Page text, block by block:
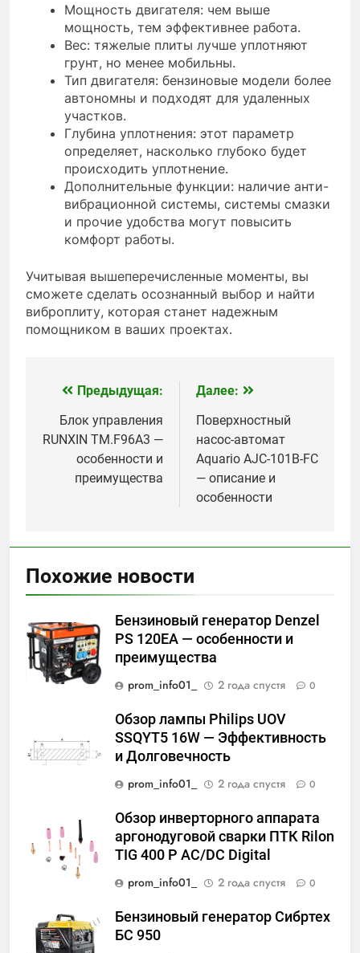
Мощность двигателя: чем выше
мощность, тем эффективнее работа.
Вес: тяжелые плиты лучше уплотняют
грунт, но менее мобильны.
Тип двигателя: бензиновые модели более
автономны и подходят для удаленных
участков.
Глубина уплотнения: этот параметр
определяет, насколько глубоко будет
происходить уплотнение.
Дополнительные функции: наличие анти-
вибрационной системы, системы смазки
и прочие удобства могут повысить
комфорт работы.
Учитывая вышеперечисленные моменты, вы
сможете сделать осознанный выбор и найти
виброплиту, которая станет надежным
помощником в ваших проектах.
Навигация
по
записям
Предыдущая:
Блок управления
RUNXIN TM.F96A3 —
особенности и
преимущества
Далее:
Поверхностный
насос-автомат
Aquario AJC-101B-FC
— описание и
особенности
Похожие новости
Бензиновый генератор Denzel
PS 120EA — особенности и
преимущества
prom_info01_
2 года спустя 0
Обзор лампы Philips UOV
SSQYT5 16W — Эффективность
и Долговечность
prom_info01_
2 года спустя 0
Обзор инверторного аппарата
аргонодуговой сварки ПТК Rilon
TIG 400 P AC/DC Digital
prom_info01_
2 года спустя 0
Бензиновый генератор Сибртех
БС 950